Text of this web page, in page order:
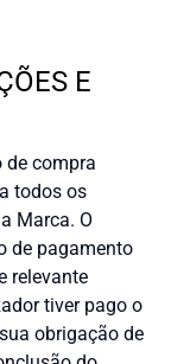
E
de compra
todos os
Marca. O
de pagamento
relevante
tiver pago o
obrigação de